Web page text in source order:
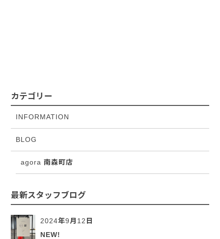
カテゴリー
INFORMATION
BLOG
agora 南森町店
最新スタッフブログ
2024年9月12日
NEW!